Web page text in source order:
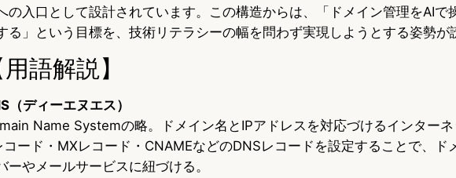
の入口として設計されています。この構造からは、「ドメイン管理をAIで
る」という目標を、技術リテラシーの幅を問わず実現しようとする姿勢が
用語解説】
（ディーエヌエス）
Name Systemの略。ドメイン名とIPアドレスを対応づけるインター
コード・MXレコード・CNAMEなどのDNSレコードを設定することで、ド
ーやメールサービスに紐づける。